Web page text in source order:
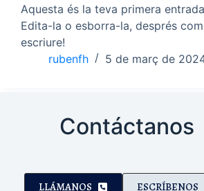
Aquesta és la teva primera
Edita-la o esborra-la, després
escriure!
rubenfh
5 de març de
Contáctanos
LLÁMANOS ESCRÍBENOS